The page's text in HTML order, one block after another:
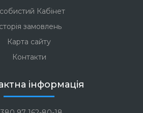
Кабінет
замовлень
Карта сайту
Контакти
інформація